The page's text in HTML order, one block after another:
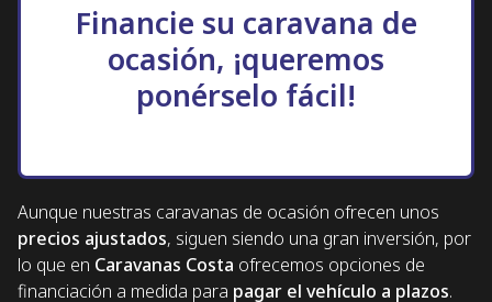
Financie su caravana de
ocasión, ¡queremos
ponérselo fácil!
Aunque nuestras caravanas de ocasión ofrecen unos
precios ajustados, siguen siendo una gran inversión, por
lo que en Caravanas Costa ofrecemos opciones de
financiación a medida para pagar el vehículo a plazos.